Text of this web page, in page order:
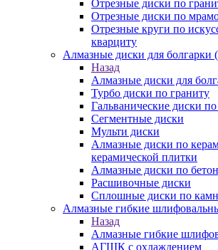
Отрезные диски по
Отрезные диски по
Отрезные круги по
кварциту
Алмазные диски для
Назад
Алмазные диски для
Турбо диски по граниту
Гальванические диски
Сегментные диски
Мульти диски
Алмазные диски по
керамической плитки
Алмазные диски по
Расшивочные диски
Сплошные диски по
Алмазные гибкие
Назад
Алмазные гибкие
АГШК с охлаждением